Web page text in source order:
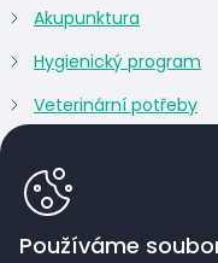
Používáme
Akupunktura
Hygienický program
Veterinární potřeby